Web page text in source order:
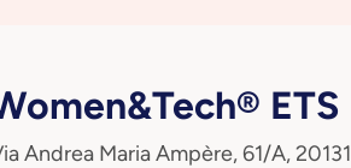
ETS
Andrea Maria Ampère, 61/A, 20131